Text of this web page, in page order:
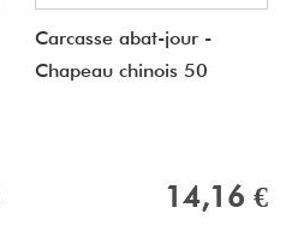
Carcasse abat-jour -
Chapeau chinois 50
14,16 €